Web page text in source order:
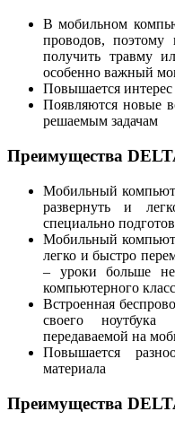
В мобильном
проводов, поэтому
получить травму
особенно важный
Повышается
Появляются новые
решаемым задачам
Преимущества
Мобильный
развернуть и
специально
Мобильный
легко и быстро
– уроки больше
компьютерного
Встроенная
своего ноутбука
передаваемой на
Повышается
материала
Преимущества